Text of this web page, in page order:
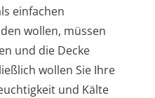
einfachen
wollen, müssen
und die Decke
wollen Sie Ihre
und Kälte